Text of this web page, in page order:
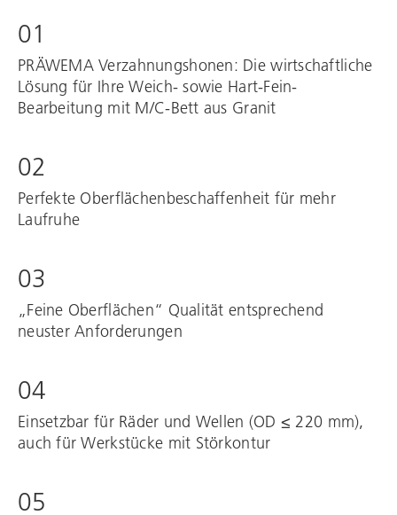
01
PRÄWEMA Verzahnungshonen: Die wirtschaftliche
Lösung für Ihre Weich- sowie Hart-Fein-
Bearbeitung mit M/C-Bett aus Granit
02
Perfekte Oberflächenbeschaffenheit für mehr
Laufruhe
03
„Feine Oberflächen“ Qualität entsprechend
neuster Anforderungen
04
Einsetzbar für Räder und Wellen (OD ≤ 220 mm),
auch für Werkstücke mit Störkontur
05